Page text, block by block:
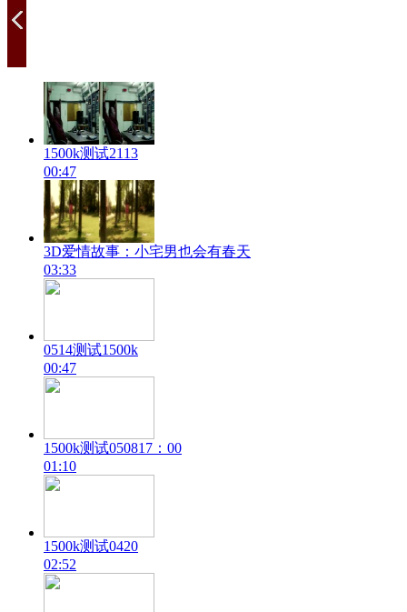
1500k测试2113
00:47
3D爱情故事：小宅男也会有春天
03:33
0514测试1500k
00:47
1500k测试050817：00
01:10
1500k测试0420
02:52